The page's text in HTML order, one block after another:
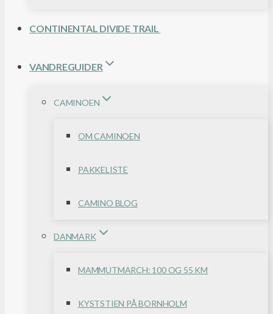
CONTINENTAL DIVIDE TRAIL
VANDREGUIDER
CAMINOEN
OM CAMINOEN
PAKKELISTE
CAMINO BLOG
DANMARK
MAMMUTMARCH: 100 OG 55 KM
KYSTSTIEN PÅ BORNHOLM